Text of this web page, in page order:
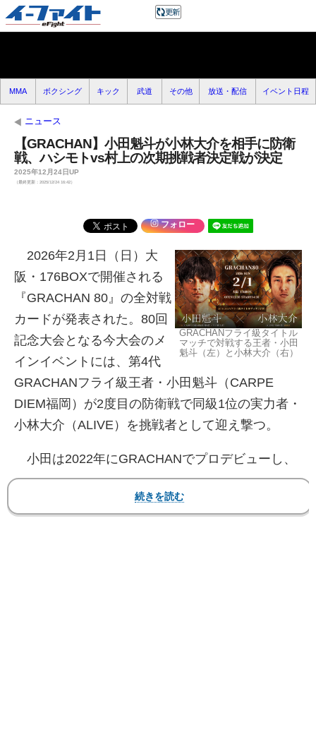
MMA ボクシング キック 武道 その他 放送・配信 イベント日程
ニュース
【GRACHAN】小田魁斗が小林大介を相手に防衛
戦、ハシモトvs村上の次期挑戦者決定戦が決定
2025年12月24日UP
（最終更新：2025/12/24 16:42）
フォロー
GRACHANフライ級タイトル
マッチで対戦する王者・小田
魁斗（左）と小林大介（右）
2026年2月1日（日）大
阪・176BOXで開催される
『GRACHAN 80』の全対戦
カードが発表された。80回
記念大会となる今大会のメ
インイベントには、第4代
GRACHANフライ級王者・小田魁斗（CARPE
DIEM福岡）が2度目の防衛戦で同級1位の実力者・
小林大介（ALIVE）を挑戦者として迎え撃つ。
小田は2022年にGRACHANでプロデビューし、
ONE Friday Fightsで2連勝。GRACHANのリング
にカムバックすると、昨年12月に道端正司から